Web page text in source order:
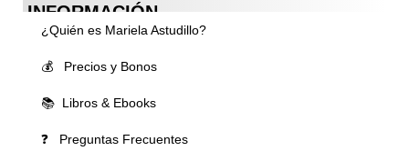
INFORMACIÓN
¿Quién es Mariela Astudillo?
💰 Precios y Bonos
📚 Libros & Ebooks
❓ Preguntas Frecuentes